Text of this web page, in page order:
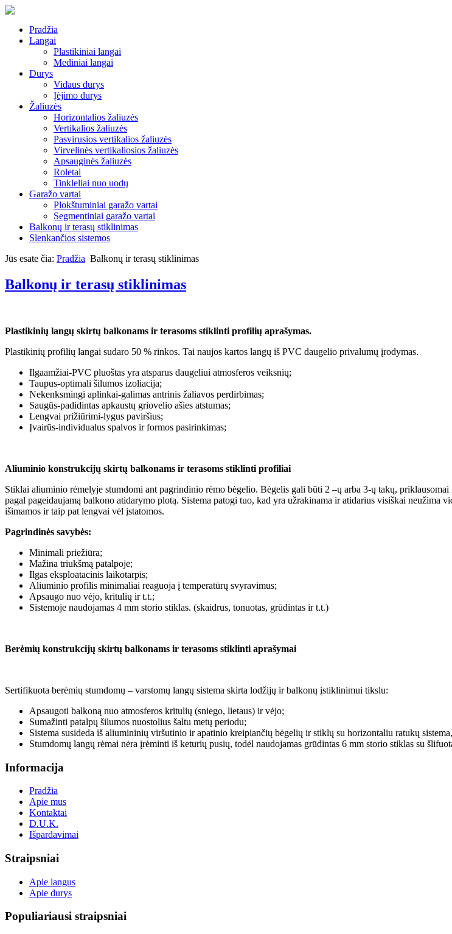
Pradžia
Langai
Plastikiniai langai
Mediniai langai
Durys
Vidaus durys
Įėjimo durys
Žaliuzės
Horizontalios žaliuzės
Vertikalios žaliuzės
Pasvirusios vertikalios žaliuzės
Virvelinės vertikaliosios žaliuzės
Apsauginės žaliuzės
Roletai
Tinkleliai nuo uodų
Garažo vartai
Plokštuminiai garažo vartai
Segmentiniai garažo vartai
Balkonų ir terasų stiklinimas
Slenkančios sistemos
Jūs esate čia: Pradžia Balkonų ir terasų stiklinimas
Balkonų ir terasų stiklinimas
Plastikinių langų skirtų balkonams ir terasoms stiklinti profilių aprašymas.
Plastikinių profilių langai sudaro 50 % rinkos. Tai naujos kartos langų iš PVC daugelio privalumų įrodymas.
Ilgaamžiai-PVC pluoštas yra atsparus daugeliui atmosferos veiksnių;
Taupus-optimali šilumos izoliacija;
Nekenksmingi aplinkai-galimas antrinis žaliavos perdirbimas;
Saugūs-padidintas apkaustų griovelio ašies atstumas;
Lengvai prižiūrimi-lygus paviršius;
Įvairūs-individualus spalvos ir formos pasirinkimas;
Aliuminio konstrukcijų skirtų balkonams ir terasoms stiklinti profiliai
Stiklai aliuminio rėmelyje stumdomi ant pagrindinio rėmo bėgelio. Bėgelis gali būti 2 –ų arba 3-ų takų,
pagal pageidaujamą balkono atidarymo plotą. Sistema patogi tuo, kad yra užrakinama ir atidarius visiškai
išimamos ir taip pat lengvai vėl įstatomos.
Pagrindinės savybės:
Minimali priežiūra;
Mažina triukšmą patalpoje;
Ilgas eksploatacinis laikotarpis;
Aliuminio profilis minimaliai reaguoja į temperatūrų svyravimus;
Apsaugo nuo vėjo, kritulių ir t.t.;
Sistemoje naudojamas 4 mm storio stiklas. (skaidrus, tonuotas, grūdintas ir t.t.)
Berėmių konstrukcijų skirtų balkonams ir terasoms stiklinti aprašymai
Sertifikuota berėmių stumdomų – varstomų langų sistema skirta lodžijų ir balkonų įstiklinimui tikslu:
Apsaugoti balkoną nuo atmosferos kritulių (sniego, lietaus) ir vėjo;
Sumažinti patalpų šilumos nuostolius šaltu metų periodu;
Sistema susideda iš aliumininių viršutinio ir apatinio kreipiančių bėgelių ir stiklų su horizontaliu ratukų
Stumdomų langų rėmai nėra įrėminti iš keturių pusių, todėl naudojamas grūdintas 6 mm storio stiklas su
Informacija
Pradžia
Apie mus
Kontaktai
D.U.K.
Išpardavimai
Straipsniai
Apie langus
Apie durys
Populiariausi straipsniai